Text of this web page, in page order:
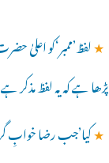
★لفظ’ممبر‘کو اعلیٰ
پڑھا ہے کہ یہ لفظ مذکر
★کیا’جب رضا خوابِ